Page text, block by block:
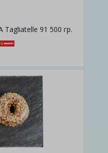
Tagliatelle 91 500 гр.